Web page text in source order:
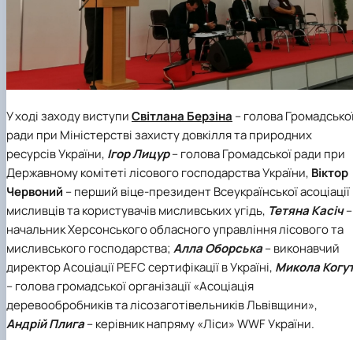
У ході заходу виступиСвітлана Берзіна – голова
ради при Міністерстві захисту довкілля та природних
ресурсів України, Ігор Лицур– голова Громадської ради при
Державному комітеті лісового господарства України, Віктор
Червоний – перший віце-президент Всеукраїнської асоціації
мисливців та користувачів мисливських угідь, Тетяна Касіч–
начальник Херсонського обласного управління лісового та
мисливського господарства; Алла Оборська– виконавчий
директор Асоціації PEFC сертифікації в Україні, Микола
– голова громадської організації «Асоціація
деревообробників та лісозаготівельників Львівщини»,
Андрій Плига– керівник напряму «Ліси» WWF України.